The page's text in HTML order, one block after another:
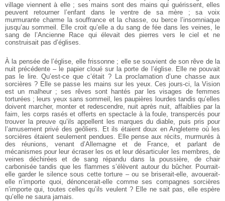
village viennent à elle ; ses mains sont des mains qui guérissent, elles
peuvent retourner l’enfant dans le ventre de sa mère ; sa voix
murmurante charme la souffrance et la chasse, ou berce l’insomniaque
jusqu’au sommeil. Elle croit qu’elle a du sang de fée dans les veines, le
sang de l’Ancienne Race qui élevait des pierres vers le ciel et ne
construisait pas d’églises.
À la pensée de l’église, elle frissonne ; elle se souvient de son rêve de la
nuit précédente – le papier cloué sur la porte de l’église. Elle ne pouvait
pas le lire. Qu’est-ce que c’était ? La proclamation d’une chasse aux
sorcières ? Elle se passe les mains sur les yeux. Ces jours-ci, la Vision
est un malheur ; ses rêves sont hantés par les visages de femmes
torturées ; leurs yeux sans sommeil, les paupières lourdes tandis qu’elles
doivent marcher, monter et redescendre, nuit après nuit, affaiblies par la
faim, les corps rasés et offerts en spectacle à la foule, transpercés pour
trouver la preuve qu’ils appellent les marques du diable, puis pris pour
l’amusement privé des geôliers. Et ils étaient doux en Angleterre où les
sorcières étaient seulement pendues. Elle pense aux récits, murmurés à
des réunions, venant d’Allemagne et de France, et parlant de
mécanismes pour leur écraser les os et leur désarticuler les membres, de
veines déchirées et de sang répandu dans la poussière, de chair
carbonisée tandis que les flammes s’élèvent autour du bûcher. Pourrait-
elle garder le silence sous cette torture – ou se briserait-elle, avouerait-
elle n’importe quoi, dénoncerait-elle comme ses compagnes sorcières
n’importe qui, toutes celles qu’ils veulent ? Elle ne sait pas, elle espère
qu’elle ne saura jamais.